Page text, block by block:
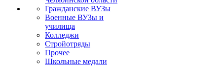
Гражданские ВУЗы
Военные ВУЗы и
училища
Колледжи
Стройотряды
Прочее
Школьные медали